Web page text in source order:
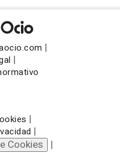
|
|
|
|
Cookies |